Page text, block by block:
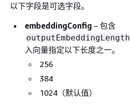
以下字段是可选字段。
embeddingConfig – 包含
outputEmbeddingLength
入向量指定以下长度之一。
256
384
1024（默认值）